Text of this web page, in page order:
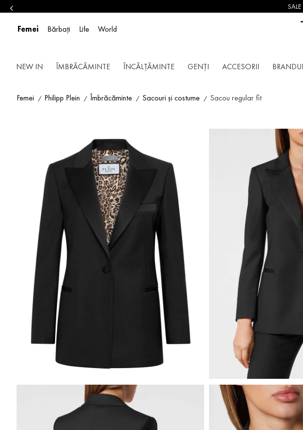
Femei Bărbați Life World
NEW IN ÎMBRĂCĂMINTE ÎNCĂLȚĂMINTE GENȚI ACCESORII
Femei Philipp Plein Îmbrăcăminte Sacouri și costume Sacou regular fit